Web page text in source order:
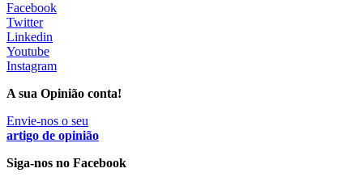
Quase 11.900 jovens recorreram aos cheques psicólogo e
nutricionista no primeiro mês
7 Ago, 2026
ULS de Coimbra estreia cirurgia endoscópica do ouvido com
apoio robótico em Portugal
7 Ago, 2026 0 Comments
Facebook
Twitter
Linkedin
Youtube
Instagram
A sua Opinião conta!
Envie-nos o seu
artigo de opinião
Siga-nos no Facebook